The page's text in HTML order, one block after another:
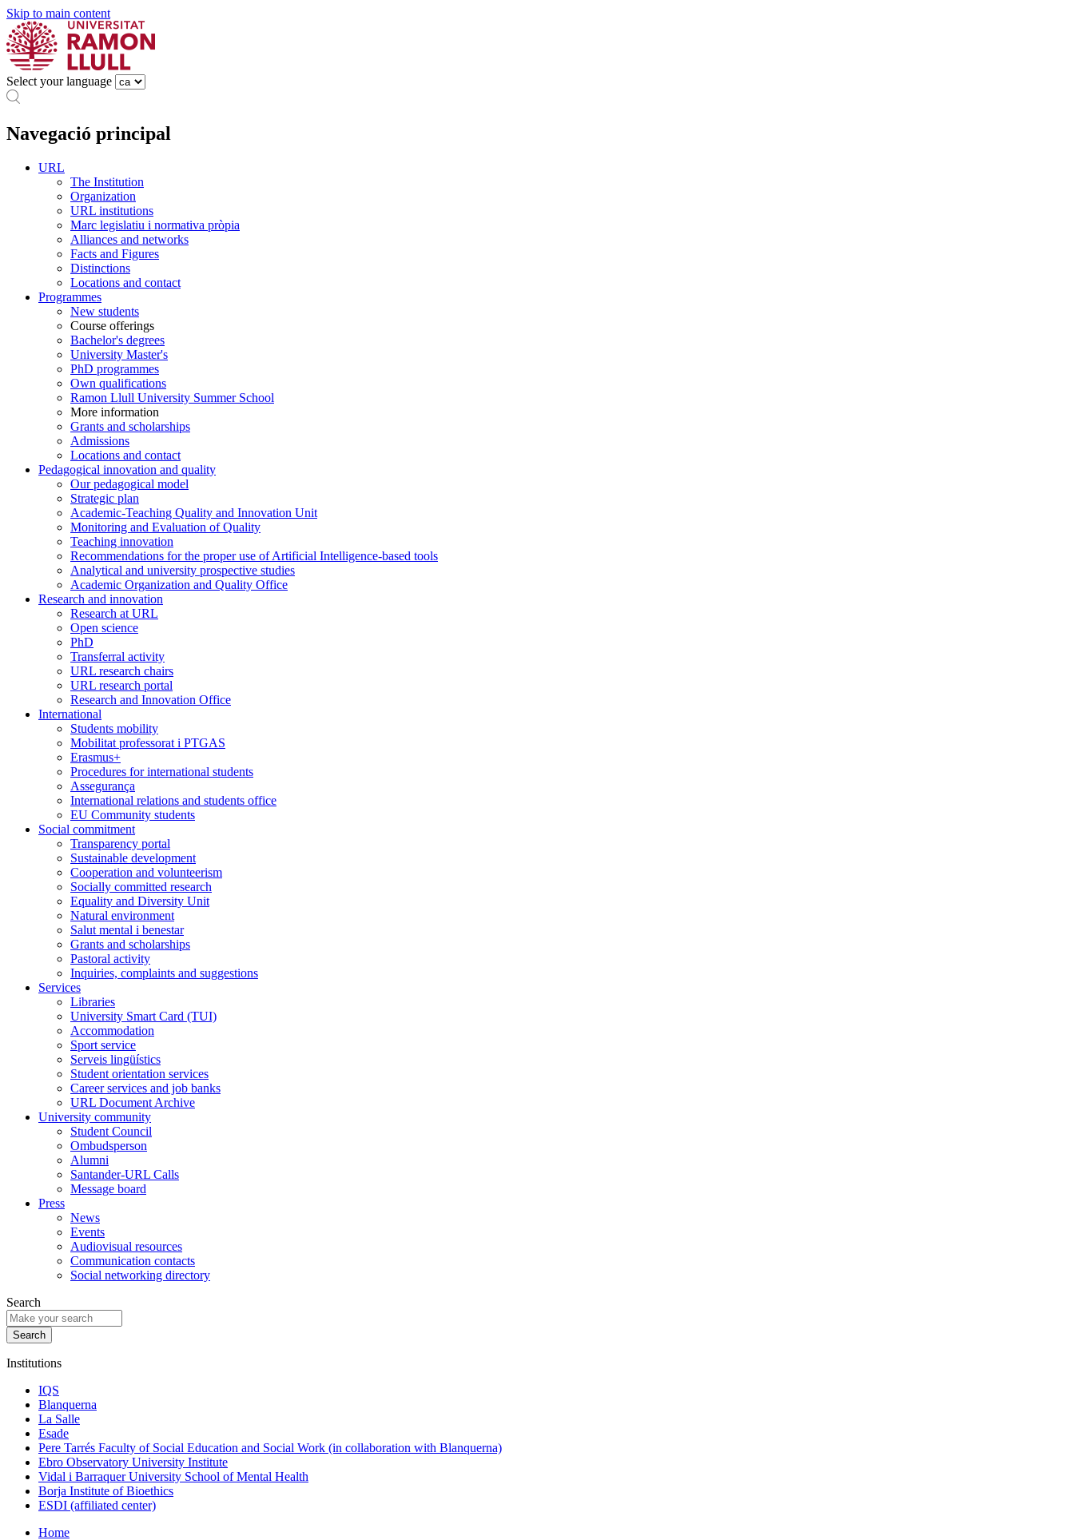
Skip to main content
Select your language
Navegació principal
URL
The Institution
Organization
URL institutions
Marc legislatiu i normativa pròpia
Alliances and networks
Facts and Figures
Distinctions
Locations and contact
Programmes
New students
Course offerings
Bachelor's degrees
University Master's
PhD programmes
Own qualifications
Ramon Llull University Summer School
More information
Grants and scholarships
Admissions
Locations and contact
Pedagogical innovation and quality
Our pedagogical model
Strategic plan
Academic-Teaching Quality and Innovation Unit
Monitoring and Evaluation of Quality
Teaching innovation
Recommendations for the proper use of Artificial Intelligence-based tools
Analytical and university prospective studies
Academic Organization and Quality Office
Research and innovation
Research at URL
Open science
PhD
Transferral activity
URL research chairs
URL research portal
Research and Innovation Office
International
Students mobility
Mobilitat professorat i PTGAS
Erasmus+
Procedures for international students
Assegurança
International relations and students office
EU Community students
Social commitment
Transparency portal
Sustainable development
Cooperation and volunteerism
Socially committed research
Equality and Diversity Unit
Natural environment
Salut mental i benestar
Grants and scholarships
Pastoral activity
Inquiries, complaints and suggestions
Services
Libraries
University Smart Card (TUI)
Accommodation
Sport service
Serveis lingüístics
Student orientation services
Career services and job banks
URL Document Archive
University community
Student Council
Ombudsperson
Alumni
Santander-URL Calls
Message board
Press
News
Events
Audiovisual resources
Communication contacts
Social networking directory
Search
Institutions
IQS
Blanquerna
La Salle
Esade
Pere Tarrés Faculty of Social Education and Social Work (in collaboration with Blanquerna)
Ebro Observatory University Institute
Vidal i Barraquer University School of Mental Health
Borja Institute of Bioethics
ESDI (affiliated center)
Home